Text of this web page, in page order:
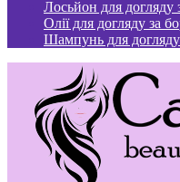
Лосьйон для догляду
Олії для догляду за
Шампунь для